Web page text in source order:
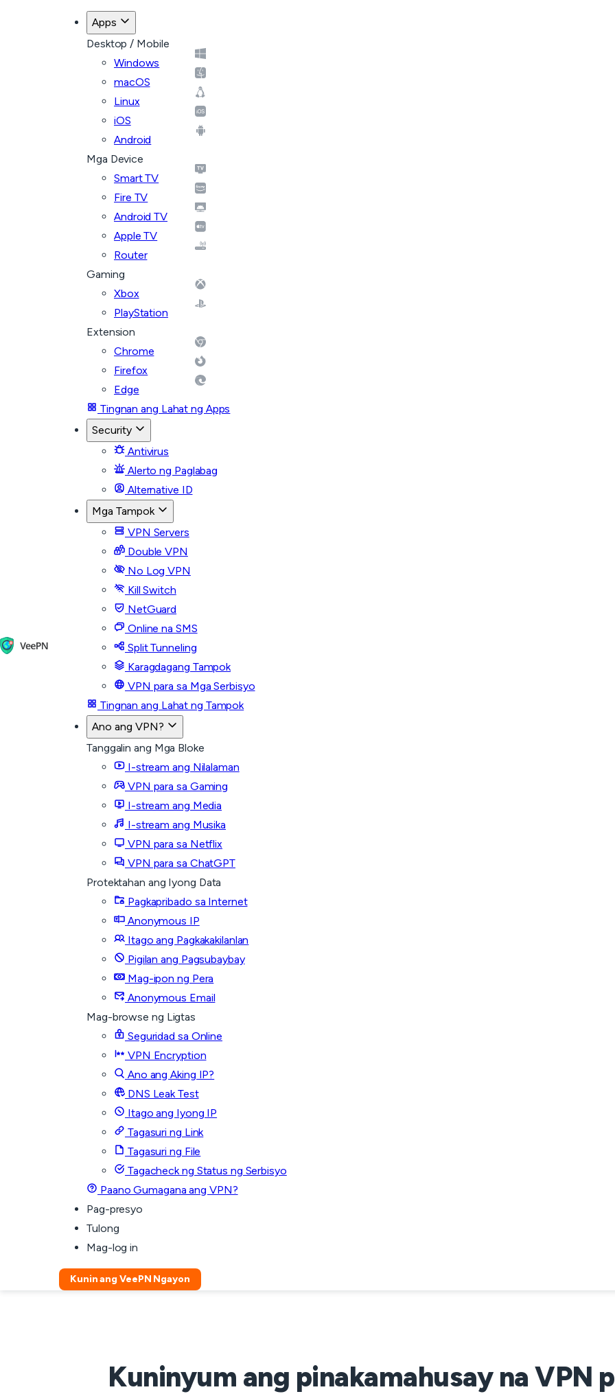
Apps
Desktop / Mobile
Windows
macOS
Linux
iOS
Android
Mga Device
Smart TV
Fire TV
Android TV
Apple TV
Router
Gaming
Xbox
PlayStation
Extension
Chrome
Firefox
Edge
Tingnan ang Lahat ng Apps
Security
Antivirus
Alerto ng Paglabag
Alternative ID
Mga Tampok
VPN Servers
Double VPN
No Log VPN
Kill Switch
NetGuard
Online na SMS
Split Tunneling
Karagdagang Tampok
VPN para sa Mga Serbisyo
Tingnan ang Lahat ng Tampok
Ano ang VPN?
Tanggalin ang Mga Bloke
I-stream ang Nilalaman
VPN para sa Gaming
I-stream ang Media
I-stream ang Musika
VPN para sa Netflix
VPN para sa ChatGPT
Protektahan ang Iyong Data
Pagkapribado sa Internet
Anonymous IP
Itago ang Pagkakakilanlan
Pigilan ang Pagsubaybay
Mag-ipon ng Pera
Anonymous Email
Mag-browse ng Ligtas
Seguridad sa Online
VPN Encryption
Ano ang Aking IP?
DNS Leak Test
Itago ang Iyong IP
Tagasuri ng Link
Tagasuri ng File
Tagacheck ng Status ng Serbisyo
Paano Gumagana ang VPN?
Pag-presyo
Tulong
Mag-log in
Kunin ang VeePN Ngayon
Kuninyum ang pinakamahusay na VPN